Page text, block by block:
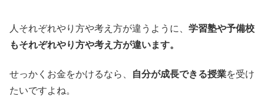
人それぞれやり方や考え方が違うように、 学習塾や予備校
もそれぞれやり方や考え方が違います。
せっかくお金をかけるなら、 自分が成長できる授業を受け
たいですよね。